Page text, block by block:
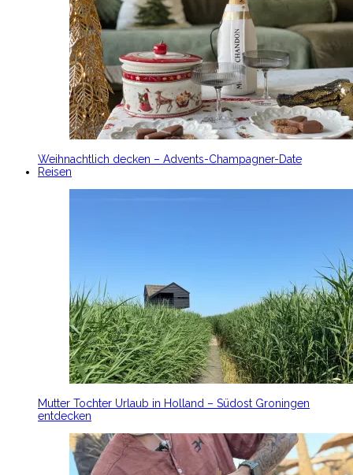
Weihnachtlich decken – Advents-Champagner-Date
Reisen
Mutter Tochter Urlaub in Holland – Südost Groningen
entdecken